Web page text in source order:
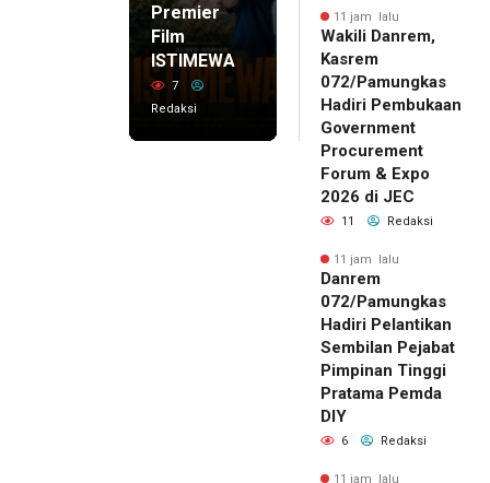
Premier
Film
ISTIMEWA
7
Redaksi
11 jam lalu
Wakili Danrem,
Kasrem
072/Pamungkas
Hadiri Pembukaan
Government
Procurement
Forum & Expo
2026 di JEC
11 Redaksi
11 jam lalu
Danrem
072/Pamungkas
Hadiri Pelantikan
Sembilan Pejabat
Pimpinan Tinggi
Pratama Pemda
DIY
6 Redaksi
11 jam lalu